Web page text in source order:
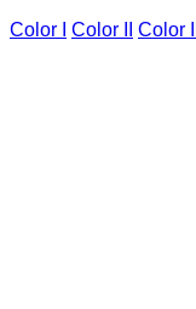
Color I
Color II Color III